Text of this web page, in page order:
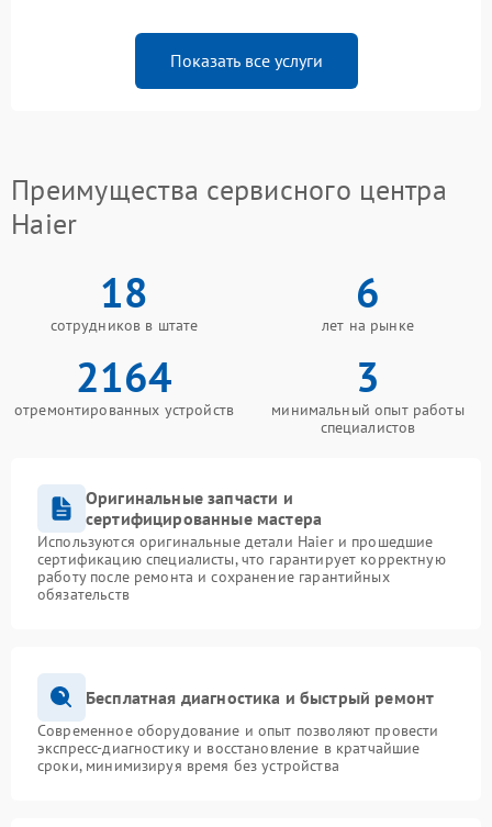
Показать все услуги
Преимущества сервисного центра
Haier
18
сотрудников в штате
6
лет на рынке
2164
отремонтированных устройств
3
минимальный опыт работы
специалистов
Оригинальные запчасти и
сертифицированные мастера
Используются оригинальные детали Haier и прошедшие
сертификацию специалисты, что гарантирует корректную
работу после ремонта и сохранение гарантийных
обязательств
Бесплатная диагностика и быстрый ремонт
Современное оборудование и опыт позволяют провести
экспресс-диагностику и восстановление в кратчайшие
сроки, минимизируя время без устройства